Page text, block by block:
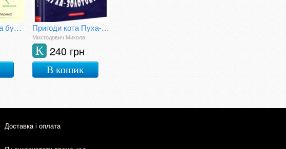
Розбір слова за будовою Пригоди кота Пуха-Золотовуса
Михтодович Микола
240 грн
К
В кошик
Доставка і оплата